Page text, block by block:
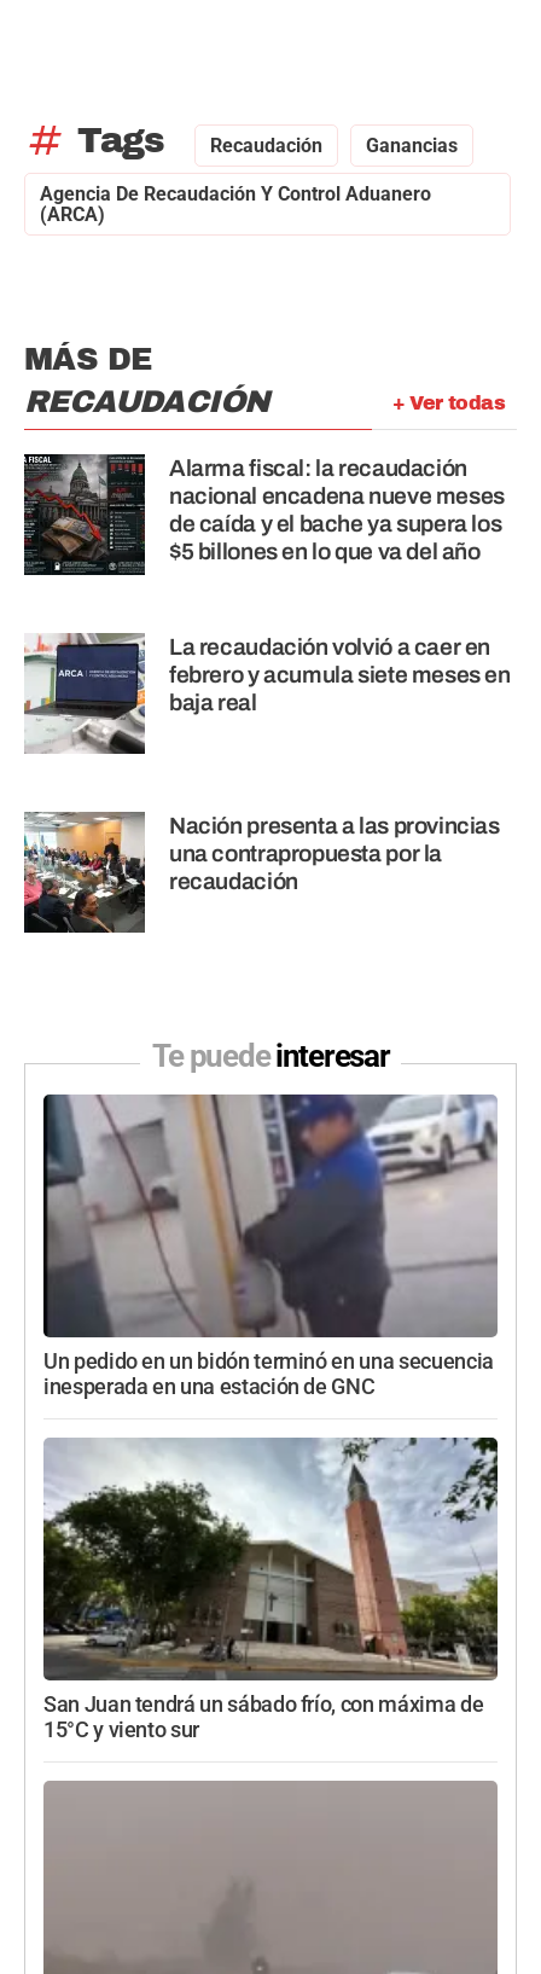
tag Tags Recaudación Ganancias
Agencia De Recaudación Y Control Aduanero
(ARCA)
+ Ver todas
MÁS DE
RECAUDACIÓN
Alarma fiscal: la recaudación
nacional encadena nueve meses
de caída y el bache ya supera los
$5 billones en lo que va del año
La recaudación volvió a caer en
febrero y acumula siete meses en
baja real
Nación presenta a las provincias
una contrapropuesta por la
recaudación
Te puedeinteresar
Un pedido en un bidón terminó en una secuencia
inesperada en una estación de GNC
San Juan tendrá un sábado frío, con máxima de
15°C y viento sur